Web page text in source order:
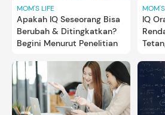
MOM'S LIFE
Apakah IQ Seseorang Bisa
Berubah & Ditingkatkan?
Begini Menurut Penelitian
IQ